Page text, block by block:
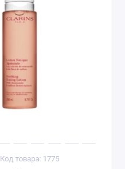
Код товара: 1775